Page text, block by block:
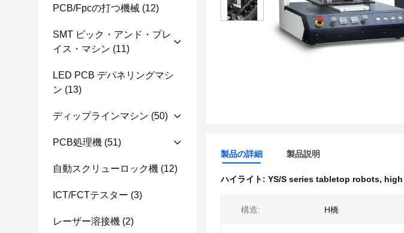
PCB/fpcの打つ機械 (12)
SMT ピック・アンド・プレ
イス・マシン (11)
LED PCB デパネリングマシ
ン (13)
ディップラインマシン (50)
PCB処理機 (51)
自動スクリューロック機 (12)
ICT/FCTテスター (3)
レーザー溶接機 (2)
製品の詳細 製品説明
ハイライト: YS/S series tabletop robots,
構造: H橋